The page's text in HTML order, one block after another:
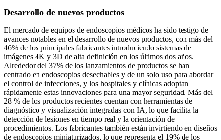
Desarrollo de nuevos productos
El mercado de equipos de endoscopios médicos ha sido testigo de
avances notables en el desarrollo de nuevos productos, con más del
46% de los principales fabricantes introduciendo sistemas de
imágenes 4K y 3D de alta definición en los últimos dos años.
Alrededor del 37% de los lanzamientos de productos se han
centrado en endoscopios desechables y de un solo uso para abordar
el control de infecciones, y los hospitales y clínicas adoptan
rápidamente estas innovaciones para una mayor seguridad. Más del
28 % de los productos recientes cuentan con herramientas de
diagnóstico y visualización integradas con IA, lo que facilita la
detección de lesiones en tiempo real y la orientación de
procedimientos. Los fabricantes también están invirtiendo en diseños
de endoscopios miniaturizados, lo que representa el 19% de los